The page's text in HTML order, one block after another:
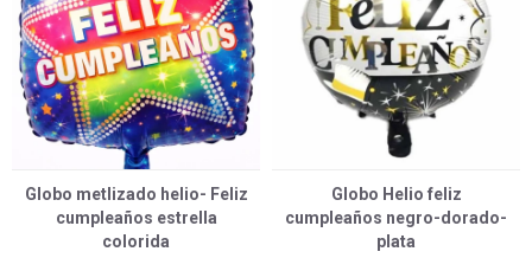
Globo metlizado helio- Feliz
cumpleaños estrella
colorida
Globo Helio feliz
cumpleaños negro-dorado-
plata